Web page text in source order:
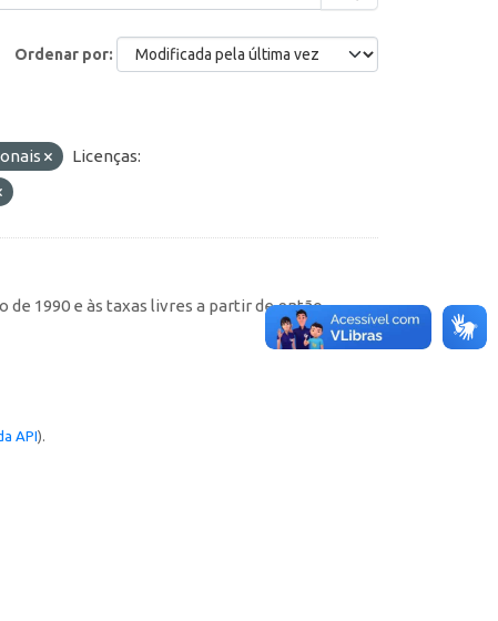
Ordenar por
Licenças:
de 1990 e às taxas livres a partir de então
API).